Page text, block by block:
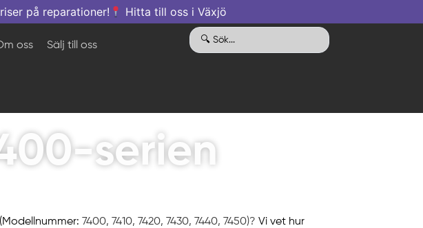
på reparationer! Hitta till oss i Växjö
oss Sälj till oss
serien
(Modellnummer: 7400, 7410, 7420, 7430, 7440, 7450)? Vi vet hur